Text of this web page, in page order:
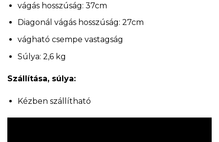
vágás hosszúság: 37cm
Diagonál vágás hosszúság: 27cm
vágható csempe vastagság
Súlya: 2,6 kg
Szállítása, súlya:
Kézben szállítható